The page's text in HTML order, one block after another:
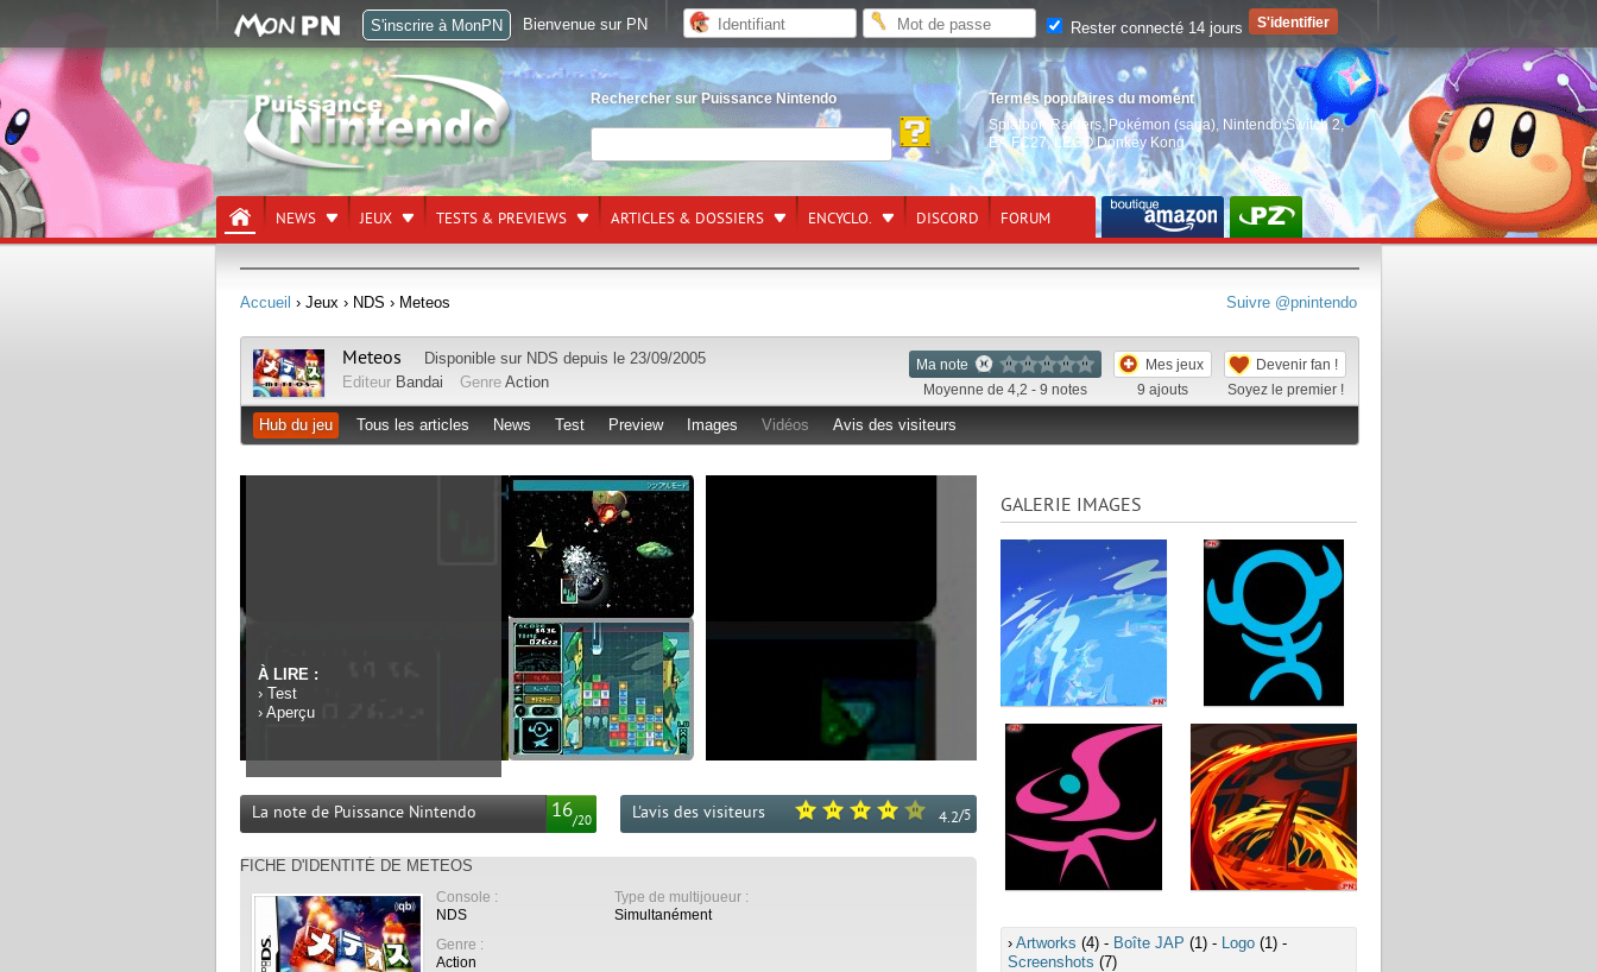
Rechercher sur Puissance Nintendo
Termes populaires du moment
Splatoon Raiders, Pokémon (saga) Nintendo Switch 2,
EA FC27,LEGO Donkey Kong
NEWS JEUX TESTS & PREVIEWS ARTICLES & DOSSIERS ENCYCLO. DISCORD FORUM
Suivre @pnintendo
Accueil › Jeux › NDS › Meteos
Ma note
Moyenne de 4,2 - 9 notes
Mes jeux
9 ajouts
Devenir fan !
Soyez le premier !
Meteos Disponible sur NDS depuis le 23/09/2005
Editeur Bandai Genre Action
Hub du jeu Tous les articles News Test Preview Images Vidéos Avis des visiteurs
À LIRE :
› Test
› Aperçu
16/20
La note de Puissance Nintendo 4.2/5
L'avis des visiteurs
FICHE D'IDENTITÉ DE METEOS
Console :
NDS
Genre :
Action
Type de multijoueur :
Simultanément
GALERIE IMAGES
› Artworks (4) - Boîte JAP (1) - Logo (1) -
Screenshots (7)
S'inscrire à MonPN Bienvenue sur PN Rester connecté 14 jours